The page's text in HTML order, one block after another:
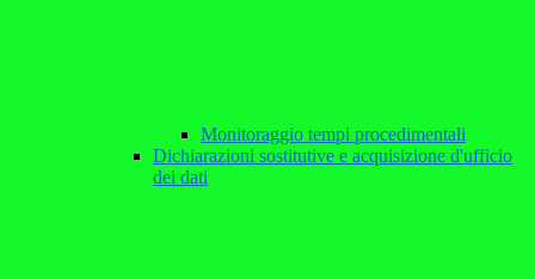
Monitoraggio tempi procedimentali
Dichiarazioni sostitutive e acquisizione d'ufficio
dei dati